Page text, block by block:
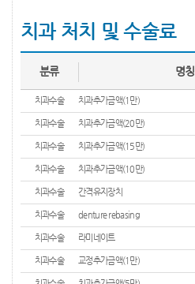
치과 처치 및 수술료
분류 명칭
치과수술 치과추가금액(1만)
치과수술 치과추가금액(20만)
치과수술 치과추가금액(15만)
치과수술 치과추가금액(10만)
치과수술 간격유지장치
치과수술 denture rebasing
치과수술 라미네이트
치과수술 교정추가금액(1만)